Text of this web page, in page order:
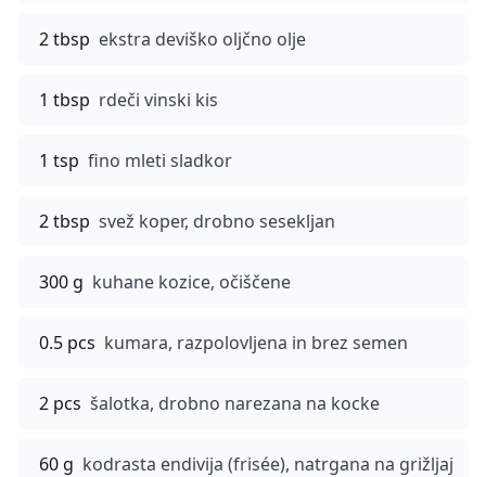
2 tbsp ekstra deviško oljčno olje
1 tbsp rdeči vinski kis
1 tsp fino mleti sladkor
2 tbsp svež koper, drobno sesekljan
300 g kuhane kozice, očiščene
0.5 pcs kumara, razpolovljena in brez semen
2 pcs šalotka, drobno narezana na kocke
60 g kodrasta endivija (frisée), natrgana na grižljaj